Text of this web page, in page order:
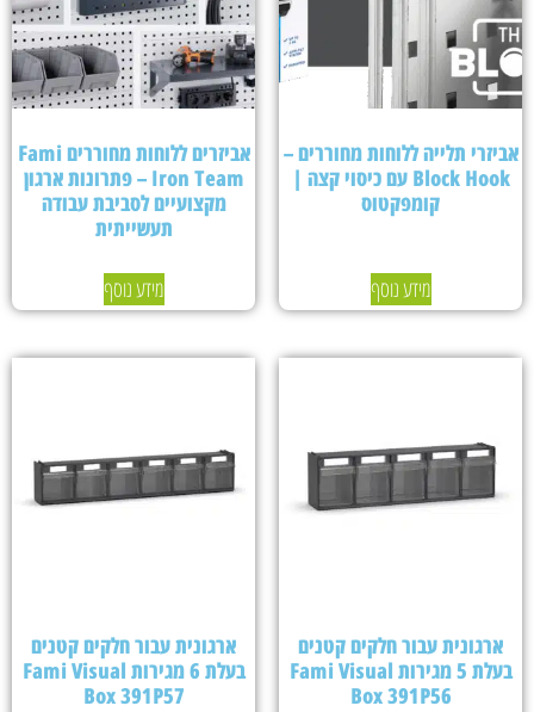
אביזרי תלייה ללוחות מחוררים –
Block Hook עם כיסוי קצה |
קומפקטוס
מידע נוסף
אביזרים ללוחות מחוררים Fami
Iron Team – פתרונות ארגון
מקצועיים לסביבת עבודה
תעשייתית
מידע נוסף
ארגונית עבור חלקים קטנים
בעלת 5 מגירות Fami Visual
Box 391P56
ארגונית עבור חלקים קטנים
בעלת 6 מגירות Fami Visual
Box 391P57